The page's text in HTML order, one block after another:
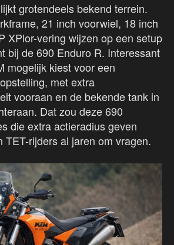
grotendeels bekend terrein.
21 inch voorwiel, 18 inch
XPlor-vering wijzen op een setup
bij de 690 Enduro R. Interessant
mogelijk kiest voor een
met extra
vooraan en de bekende tank in
Dat zou deze 690
die extra actieradius geven
TET-rijders al jaren om vragen.